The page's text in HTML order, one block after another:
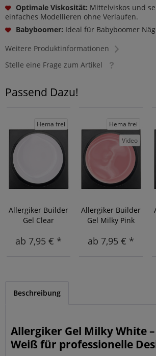
Optimale Viskosität: Mittelviskos und
einfaches Modellieren ohne Verlaufen.
Babyboomer: Ideal für Babyboomer
Weitere Produktinformationen
Stelle eine Frage zum Artikel
Passend Dazu!
Hema frei
Allergiker Builder
Gel Clear
ab 7,95 € *
Hema frei
Video
Allergiker Builder
Gel Milky Pink
ab 7,95 € *
Beschreibung
Allergiker Gel Milky White
Weiß für professionelle